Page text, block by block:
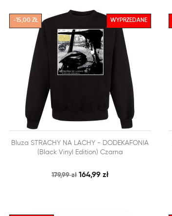
DODAJ DO KOSZYKA  SZYBKI PODGLĄD
Bluza STRACHY NA LACHY - DODEKAFONIA
(Black Vinyl Edition) Czarna
179,99 zł 164,99 zł
-15,00 ZŁ WYPRZEDANE